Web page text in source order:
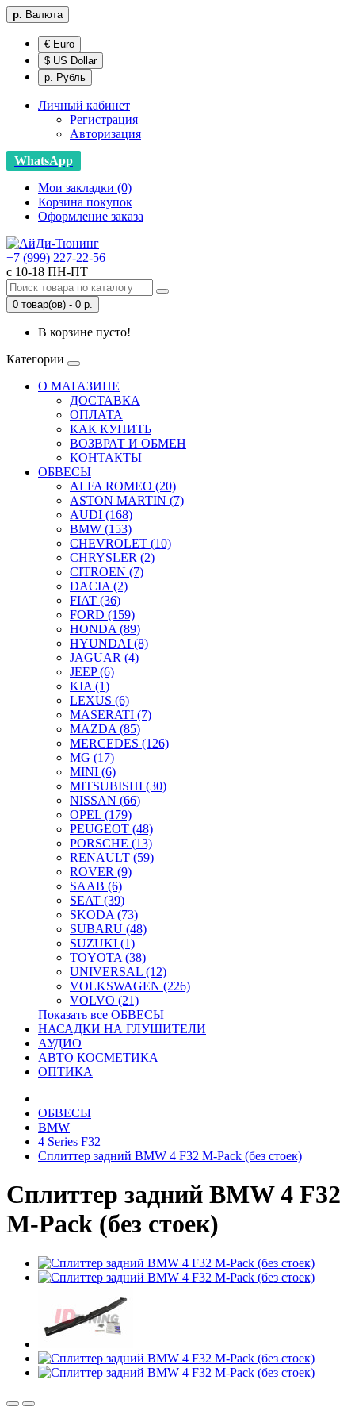
р. Валюта
€ Euro
$ US Dollar
р. Рубль
Личный кабинет
Регистрация
Авторизация
WhatsApp
Мои закладки (0)
Корзина покупок
Оформление заказа
+7 (999) 227-22-56
с 10-18 ПН-ПТ
0 товар(ов) - 0 р.
В корзине пусто!
Категории
О МАГАЗИНЕ
ДОСТАВКА
ОПЛАТА
КАК КУПИТЬ
ВОЗВРАТ И ОБМЕН
КОНТАКТЫ
ОБВЕСЫ
ALFA ROMEO (20)
ASTON MARTIN (7)
AUDI (168)
BMW (153)
CHEVROLET (10)
CHRYSLER (2)
CITROEN (7)
DACIA (2)
FIAT (36)
FORD (159)
HONDA (89)
HYUNDAI (8)
JAGUAR (4)
JEEP (6)
KIA (1)
LEXUS (6)
MASERATI (7)
MAZDA (85)
MERCEDES (126)
MG (17)
MINI (6)
MITSUBISHI (30)
NISSAN (66)
OPEL (179)
PEUGEOT (48)
PORSCHE (13)
RENAULT (59)
ROVER (9)
SAAB (6)
SEAT (39)
SKODA (73)
SUBARU (48)
SUZUKI (1)
TOYOTA (38)
UNIVERSAL (12)
VOLKSWAGEN (226)
VOLVO (21)
Показать все ОБВЕСЫ
НАСАДКИ НА ГЛУШИТЕЛИ
АУДИО
АВТО КОСМЕТИКА
ОПТИКА
ОБВЕСЫ
BMW
4 Series F32
Сплиттер задний BMW 4 F32 M-Pack (без стоек)
Сплиттер задний BMW 4 F32
M-Pack (без стоек)